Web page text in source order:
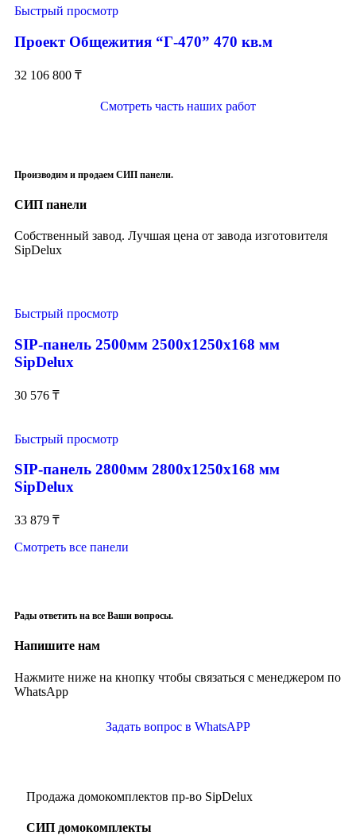
Быстрый просмотр
Проект Общежития “Г-470” 470 кв.м
32 106 800 ₸
Смотреть часть наших работ
Производим и продаем СИП панели.
СИП панели
Собственный завод. Лучшая цена от завода изготовителя
SipDelux
Быстрый просмотр
SIP-панель 2500мм 2500x1250x168 мм
SipDelux
30 576 ₸
Быстрый просмотр
SIP-панель 2800мм 2800x1250x168 мм
SipDelux
33 879 ₸
Смотреть все панели
Рады ответить на все Ваши вопросы.
Напишите нам
Нажмите ниже на кнопку чтобы связаться с менеджером по
WhatsApp
Задать вопрос в WhatsAPP
Продажа домокомплектов пр-во SipDelux
СИП домокомплекты